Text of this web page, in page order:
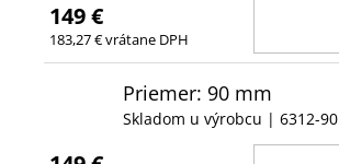
149 €
183,27 € vrátane DPH
Priemer: 90 mm
Skladom u výrobcu | 6312-90